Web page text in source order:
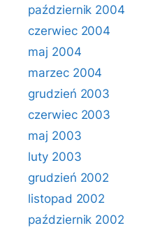
październik 2004
czerwiec 2004
maj 2004
marzec 2004
grudzień 2003
czerwiec 2003
maj 2003
luty 2003
grudzień 2002
listopad 2002
październik 2002